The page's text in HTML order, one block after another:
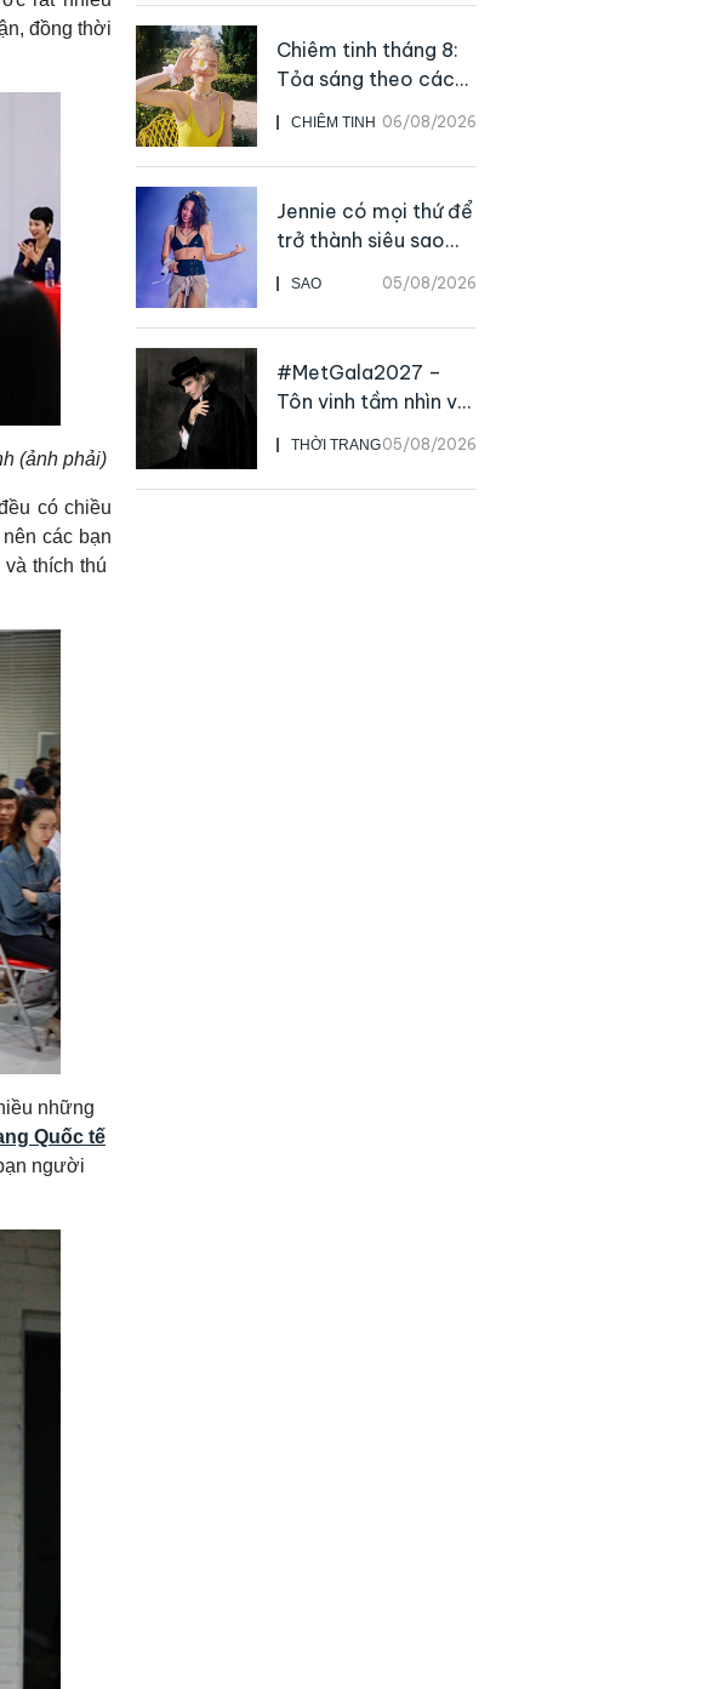
đồng thời
(ảnh phải)
có chiều
các bạn
thích thú
những
Quốc tế
người
CHIÊM TINH 06/08/2026
Chiêm tinh tháng 8:
Tỏa sáng theo cách
của chính mình
SAO 05/08/2026
Jennie có mọi thứ để
trở thành siêu sao
live
THỜI TRANG05/08/2026
#MetGala2027 –
Tôn vinh tầm nhìn và
sức ảnh hưởng sâu
rộng của NTK John
Galliano